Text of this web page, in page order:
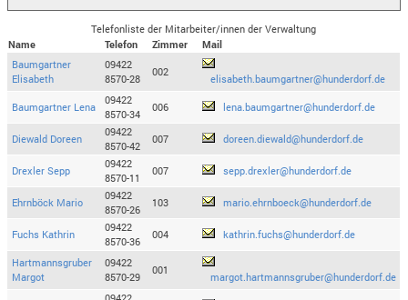
Telefonliste der Mitarbeiter/innen der Verwaltung
Name
Telefon Zimmer
Mail
Baumgartner
Elisabeth
09422
8570-28
002
elisabeth.baumgartner@hunderdorf.de
Baumgartner Lena
09422
8570-34
006 lena.baumgartner@hunderdorf.de
Diewald Doreen
09422
8570-42
007 doreen.diewald@hunderdorf.de
Drexler Sepp
09422
8570-11
007 sepp.drexler@hunderdorf.de
Ehrnböck Mario
09422
8570-26
103 mario.ehrnboeck@hunderdorf.de
Fuchs Kathrin
09422
8570-36
004 kathrin.fuchs@hunderdorf.de
Hartmannsgruber
Margot
09422
8570-29
001
margot.hartmannsgruber@hunderdorf.de